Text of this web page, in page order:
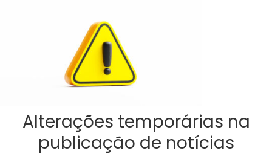
Alterações temporárias na
publicação de notícias